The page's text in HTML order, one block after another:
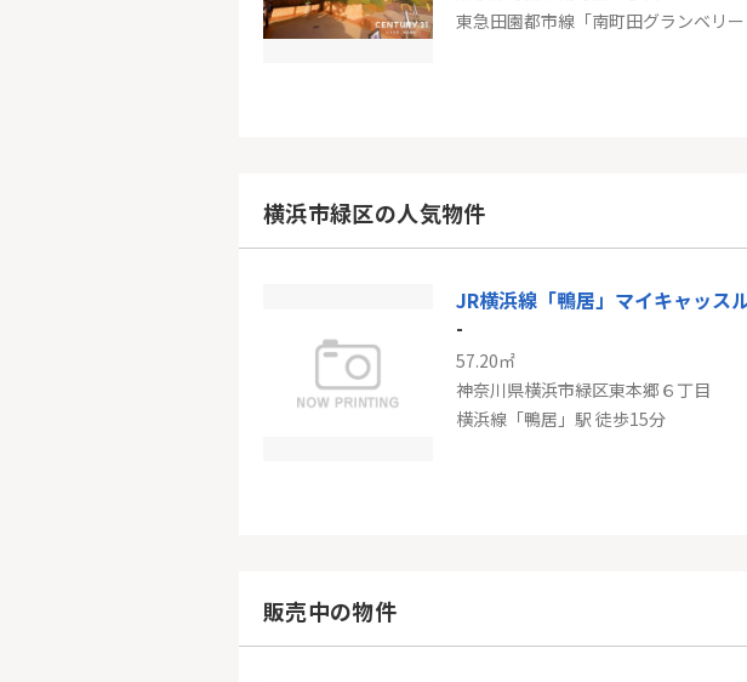
神奈川県川崎市高津区諏訪３丁目
東急田園都市線「二子新地」駅 徒歩9分
横浜市緑区の人気物件
-
57.20㎡
神奈川県横浜市緑区東本郷６丁目
横浜線「鴨居」駅 徒歩15分
販売中の物件